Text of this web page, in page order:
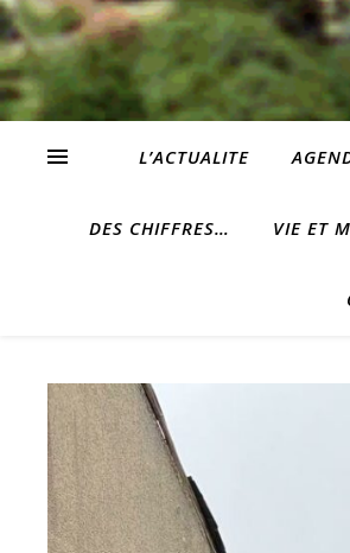
L’ACTUALITE
DES CHIFFRES… VIE ET